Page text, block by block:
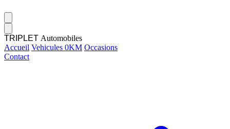
TRIPLET Automobiles
Accueil Vehicules 0KM Occasions
Contact